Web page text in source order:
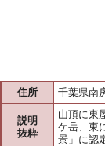
住所 千葉県南
説明
抜粋
山頂に東
ケ岳、東
景」に認